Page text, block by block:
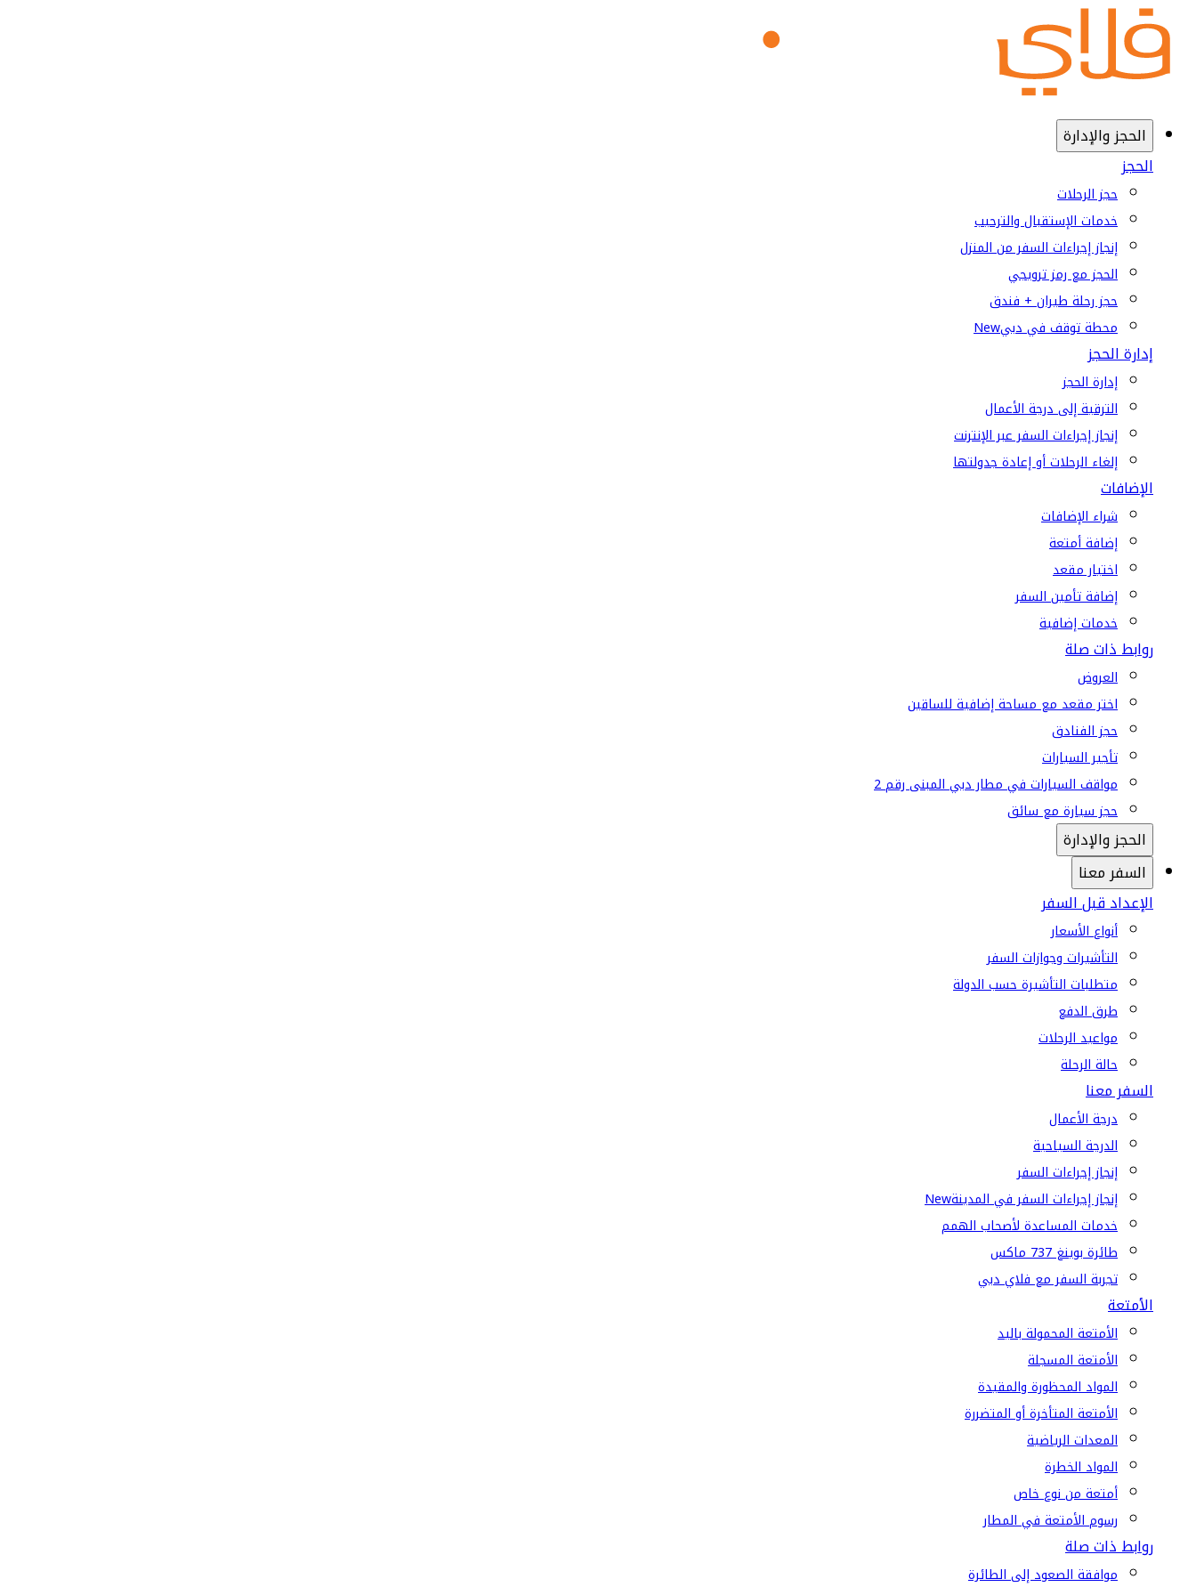
الحجز والإدارة
الحجز
حجز الرحلات
خدمات الإستقبال والترحيب
إنجاز إجراءات السفر من المنزل
الحجز مع رمز ترويجي
حجز رحلة طيران + فندق
محطة توقف في دبيNew
إدارة الحجز
إدارة الحجز
الترقية إلى درجة الأعمال
إنجاز إجراءات السفر عبر الإنترنت
إلغاء الرحلات أو إعادة جدولتها
الإضافات
شراء الإضافات
إضافة أمتعة
اختيار مقعد
إضافة تأمين السفر
خدمات إضافية
روابط ذات صلة
العروض
اختر مقعد مع مساحة إضافية للساقين
حجز الفنادق
تأجير السيارات
مواقف السيارات في مطار دبي المبنى رقم 2
حجز سيارة مع سائق
الحجز والإدارة
السفر معنا
الإعداد قبل السفر
أنواع الأسعار
التأشيرات وجوازات السفر
متطلبات التأشيرة حسب الدولة
طرق الدفع
مواعيد الرحلات
حالة الرحلة
السفر معنا
درجة الأعمال
الدرجة السياحية
إنجاز إجراءات السفر
إنجاز إجراءات السفر في المدينةNew
خدمات المساعدة لأصحاب الهمم
طائرة بوينغ 737 ماكس
تجربة السفر مع فلاي دبي
الأمتعة
الأمتعة المحمولة باليد
الأمتعة المسجلة
المواد المحظورة والمقيدة
الأمتعة المتأخرة أو المتضررة
المعدات الرياضية
المواد الخطرة
أمتعة من نوع خاص
رسوم الأمتعة في المطار
روابط ذات صلة
موافقة الصعود إلى الطائرة